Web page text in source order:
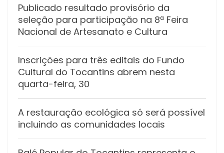
Publicado resultado provisório da
seleção para participação na 8ª Feira
Nacional de Artesanato e Cultura
Inscrições para três editais do Fundo
Cultural do Tocantins abrem nesta
quarta-feira, 30
A restauração ecológica só será possível
incluindo as comunidades locais